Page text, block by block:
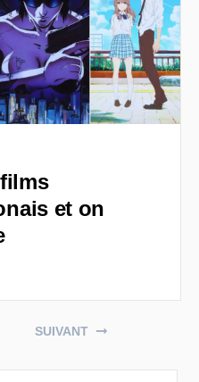
et on
SUIVANT